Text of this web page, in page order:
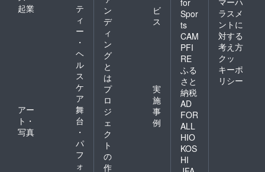
起業
テ
ィ
ー
・
ヘ
ル
ス
ケ
ア
アー
ト・
写真
舞
台
・
パ
フ
ォ
ン
デ
ィ
ン
グ
と
は
ビ
ス
プ
ロ
ジ
ェ
ク
ト
の
作
実
施
事
例
Spor
ts
CAM
PFI
RE
ふる
さと
納税
AD
FOR
ALL
HIO
KOS
HI
ラスメ
ントに
対する
考え方
クッ
キーポ
リシー